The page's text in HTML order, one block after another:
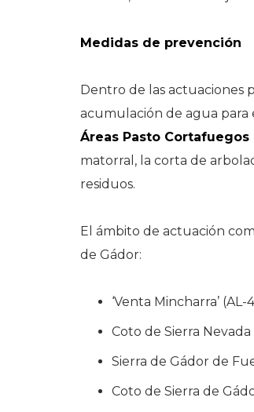
Medidas de prevención
Dentro de las actuaciones
acumulación de agua
Áreas Pasto
matorral, la corta de
residuos.
El ámbito de actuación
de Gádor:
‘Venta Mincharra’ (AL-
Coto de Sierra
Sierra de Gádor de
Coto de Sierra de